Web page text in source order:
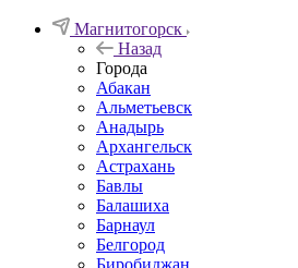
Магнитогорск
Назад
Города
Абакан
Альметьевск
Анадырь
Архангельск
Астрахань
Бавлы
Балашиха
Барнаул
Белгород
Биробиджан